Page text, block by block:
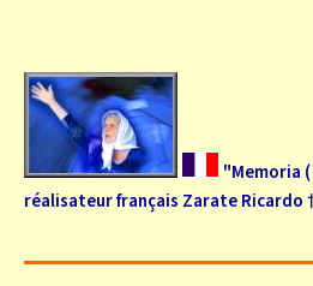
"Memoria
réalisateur français Zarate Ricardo